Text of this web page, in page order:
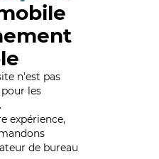
n’est pas
les
expérience,
de bureau